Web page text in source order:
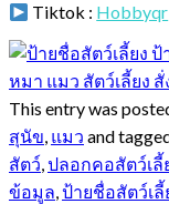
Tiktok : Hobbyqr
This entry was
สุนัข, แมว and
สัตว์,ปลอกคอสัตว์เลี้
ข้อมูล,ป้ายชื่อสัตว์เลี้